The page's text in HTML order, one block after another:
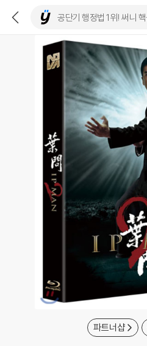
파트너샵